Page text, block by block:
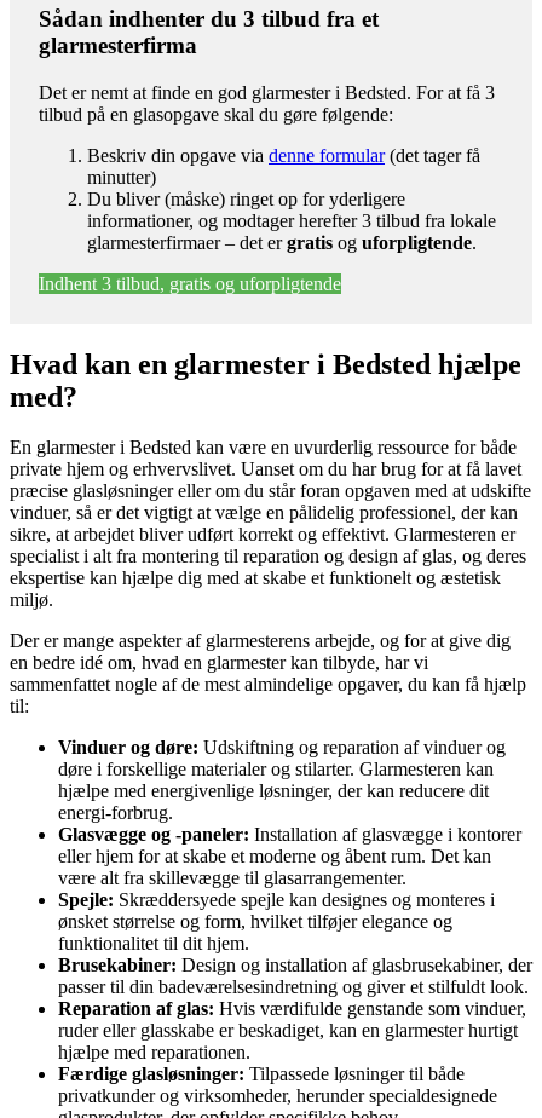
Sådan indhenter du 3 tilbud fra et
glarmesterfirma
Det er nemt at finde en god glarmester i Bedsted. For at få 3
tilbud på en glasopgave skal du gøre følgende:
Beskriv din opgave via denne formular(det tager få
minutter)
Du bliver (måske) ringet op for yderligere
informationer, og modtager herefter 3 tilbud fra lokale
glarmesterfirmaer – det ergratis og uforpligtende.
Indhent 3 tilbud, gratis og uforpligtende
Hvad kan en glarmester i Bedsted hjælpe
med?
En glarmester i Bedsted kan være en uvurderlig ressource for både
private hjem og erhvervslivet. Uanset om du har brug for at få lavet
præcise glasløsninger eller om du står foran opgaven med at udskifte
vinduer, så er det vigtigt at vælge en pålidelig professionel, der kan
sikre, at arbejdet bliver udført korrekt og effektivt. Glarmesteren er
specialist i alt fra montering til reparation og design af glas, og deres
ekspertise kan hjælpe dig med at skabe et funktionelt og æstetisk
miljø.
Der er mange aspekter af glarmesterens arbejde, og for at give dig
en bedre idé om, hvad en glarmester kan tilbyde, har vi
sammenfattet nogle af de mest almindelige opgaver, du kan få hjælp
til:
Vinduer og døre: Udskiftning og reparation af vinduer og
døre i forskellige materialer og stilarter. Glarmesteren kan
hjælpe med energivenlige løsninger, der kan reducere dit
energi-forbrug.
Glasvægge og -paneler: Installation af glasvægge i kontorer
eller hjem for at skabe et moderne og åbent rum. Det kan
være alt fra skillevægge til glasarrangementer.
Spejle: Skræddersyede spejle kan designes og monteres i
ønsket størrelse og form, hvilket tilføjer elegance og
funktionalitet til dit hjem.
Brusekabiner: Design og installation af glasbrusekabiner, der
passer til din badeværelsesindretning og giver et stilfuldt look.
Reparation af glas: Hvis værdifulde genstande som vinduer,
ruder eller glasskabe er beskadiget, kan en glarmester hurtigt
hjælpe med reparationen.
Færdige glasløsninger: Tilpassede løsninger til både
privatkunder og virksomheder, herunder specialdesignede